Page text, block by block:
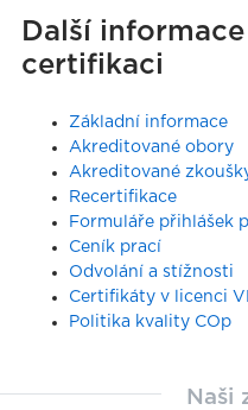
Další
certifikaci
Základní informace
Akreditované obory
Akreditované
Recertifikace
Formuláře přihlášek
Ceník prací
Odvolání a stížnosti
Certifikáty v licenci
Politika kvality COp
Naši